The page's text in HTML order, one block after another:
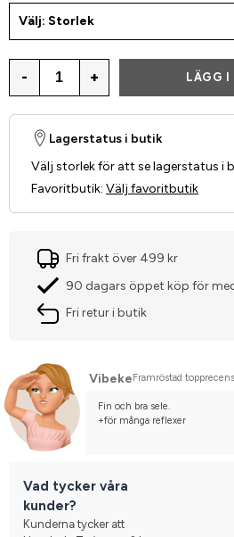
Välj: Storlek
- + LÄGG I
Lagerstatus i butik
Välj storlek för att se lagerstatus i
Favoritbutik: Välj favoritbutik
Fri frakt över 499 kr
90 dagars öppet köp för
Fri retur i butik
Vibeke Framröstad
Fin och bra sele.
+för många reflexer
Vad tycker våra
kunder?
Kunderna tycker att